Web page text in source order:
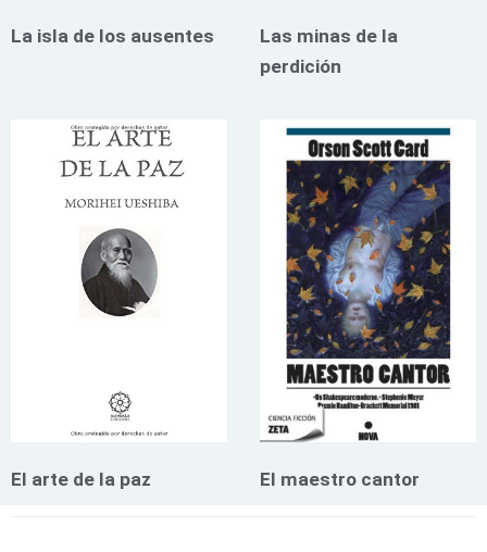
La isla de los ausentes
Las minas de la
perdición
El arte de la paz El maestro cantor